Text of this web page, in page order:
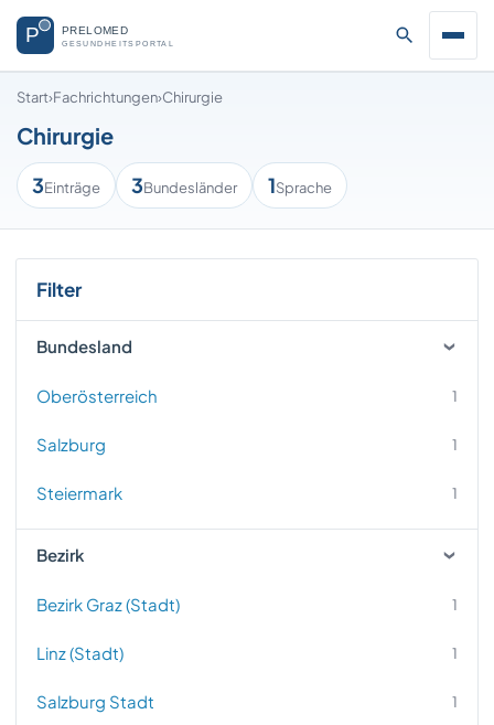
Start›Fachrichtungen›Chirurgie
Chirurgie
3Einträge 3Bundesländer 1Sprache
Filter
Bundesland
Oberösterreich 1
Salzburg 1
Steiermark 1
Bezirk
Bezirk Graz (Stadt) 1
Linz (Stadt) 1
Salzburg Stadt 1